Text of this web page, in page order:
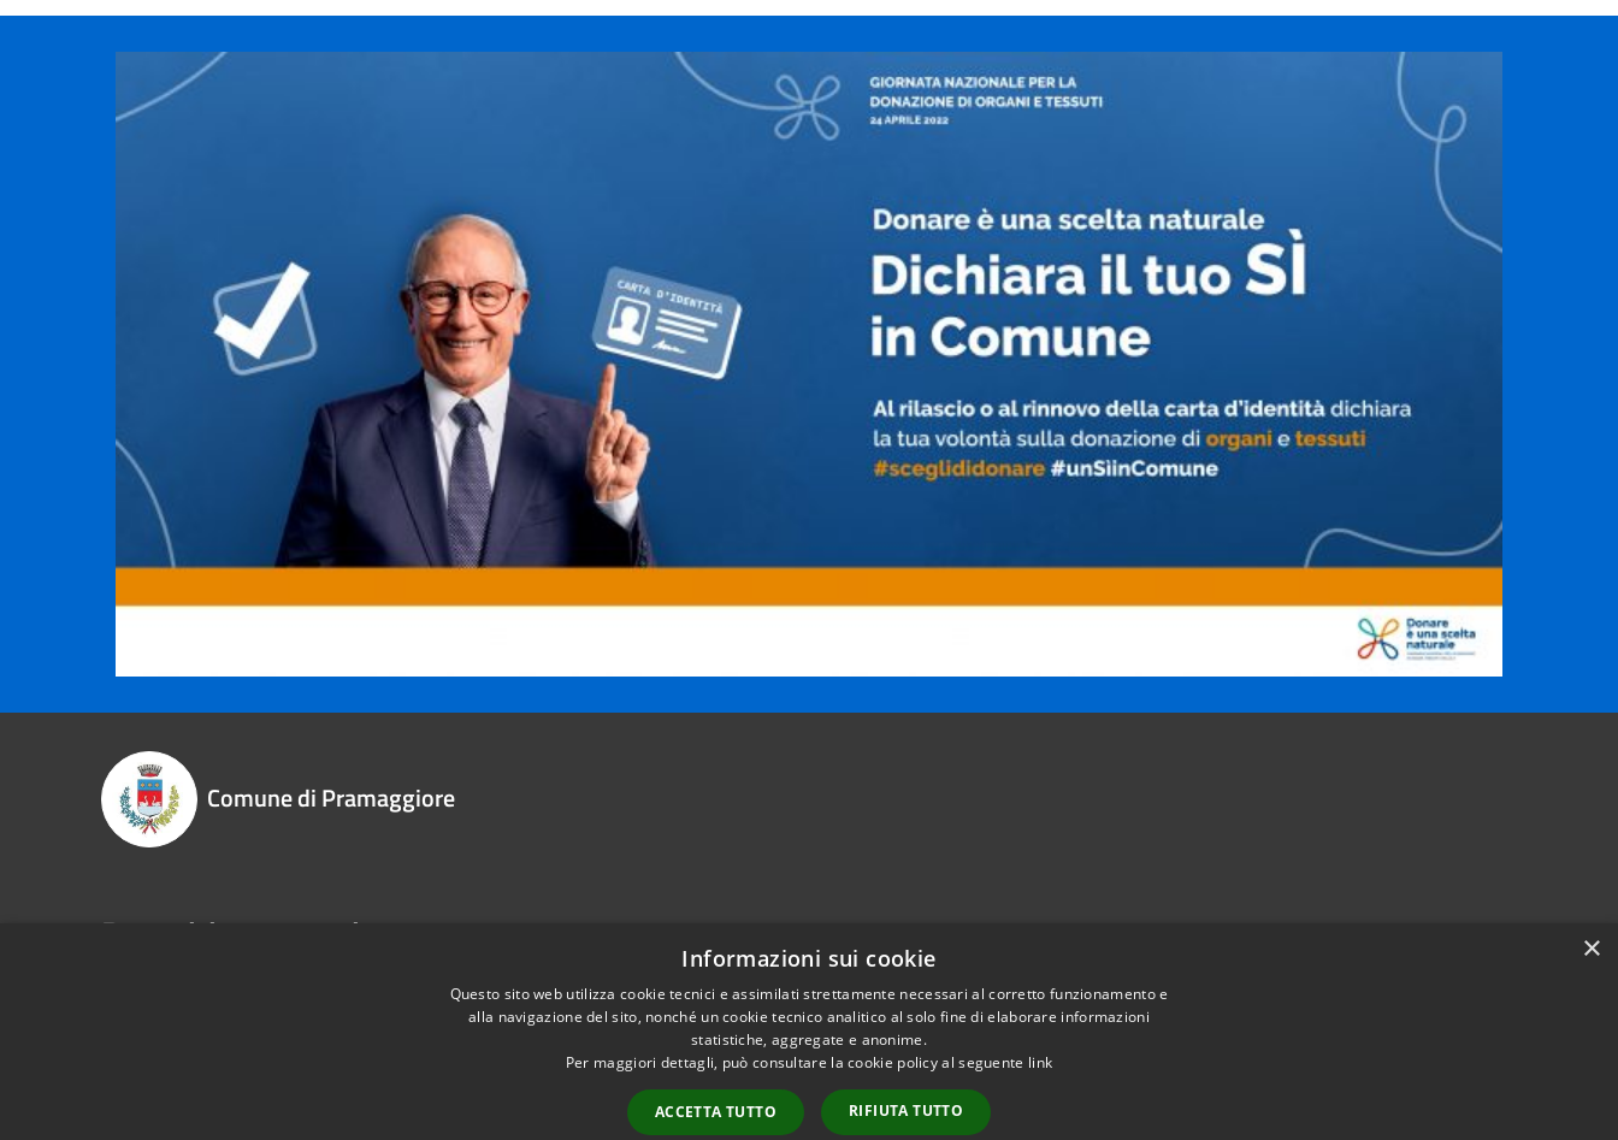
Comune di Pramaggiore
Recapiti e contatti
Email: protocollo@comune.pramaggiore.ve.it
protocollo.comune.pramaggiore.ve@pecveneto.it
Copyright © 2026 • Comune di Pramaggiore • Powered by
×
Informazioni sui cookie
Questo sito web utilizza cookie tecnici e assimilati strettamente necessari al corretto funzionamento e
alla navigazione del sito, nonché un cookie tecnico analitico al solo fine di elaborare informazioni
statistiche, aggregate e anonime.
Per maggiori dettagli, può consultare la cookie policy al seguente link
ACCETTA TUTTO RIFIUTA TUTTO